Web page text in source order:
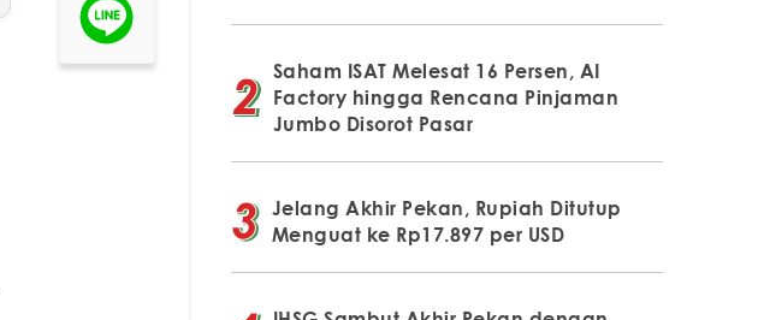
Saham ISAT Melesat 16 Persen, AI
Factory hingga Rencana Pinjaman
Jumbo Disorot Pasar
Jelang Akhir Pekan, Rupiah Ditutup
Menguat ke Rp17.897 per USD